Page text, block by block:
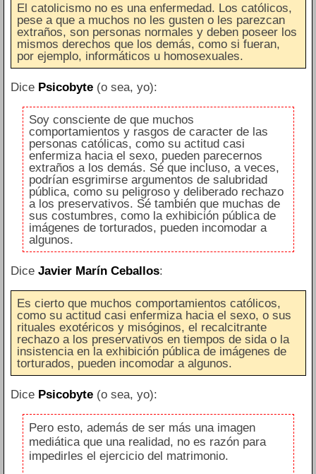
El catolicismo no es una enfermedad. Los católicos,
pese a que a muchos no les gusten o les parezcan
extraños, son personas normales y deben poseer los
mismos derechos que los demás, como si fueran,
por ejemplo, informáticos u homosexuales.
Dice Psicobyte(o sea, yo):
Soy consciente de que muchos
comportamientos y rasgos de caracter de las
personas católicas, como su actitud casi
enfermiza hacia el sexo, pueden parecernos
extraños a los demás. Sé que incluso, a veces,
podrían esgrimirse argumentos de salubridad
pública, como su peligroso y deliberado rechazo
a los preservativos. Sé también que muchas de
sus costumbres, como la exhibición pública de
imágenes de torturados, pueden incomodar a
algunos.
Dice Javier Marín Ceballos:
Es cierto que muchos comportamientos católicos,
como su actitud casi enfermiza hacia el sexo, o sus
rituales exotéricos y misóginos, el recalcitrante
rechazo a los preservativos en tiempos de sida o la
insistencia en la exhibición pública de imágenes de
torturados, pueden incomodar a algunos.
Dice Psicobyte(o sea, yo):
Pero esto, además de ser más una imagen
mediática que una realidad, no es razón para
impedirles el ejercicio del matrimonio.